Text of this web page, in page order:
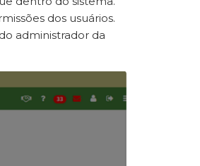
dos usuários.
administrador da